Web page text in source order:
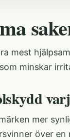
mest
minskar
mer
över en